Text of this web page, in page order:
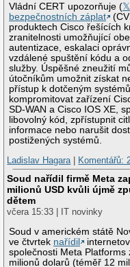
Vládní CERT upozorňuje (𝕏
bezpečnostních záplat
produktech Cisco řešících
zranitelnosti umožňující
autentizace, eskalaci
vzdálené spuštění kódu a
služby. Úspěšné zneužití
útočníkům umožnit získat
přístup k dotčeným
kompromitovat zařízení
SD-WAN a Cisco IOS XE,
libovolný kód, zpřístupnit
informace nebo narušit
postižených systémů.
Ladislav Hagara| Komentářů:
Soud nařídil firmě Meta
milionů USD kvůli újmě
dětem
včera 15:33 | IT novinky
Soud v americkém státě
ve čtvrtek nařídil
společnosti Meta Platforms
milionů dolarů (téměř 12